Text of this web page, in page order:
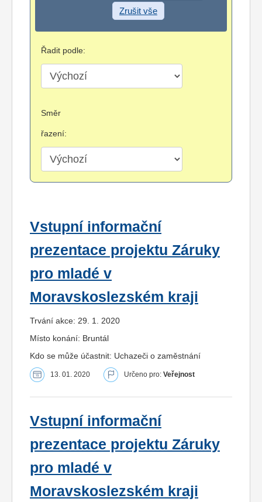
Zrušit vše
Řadit podle:
Směr
řazení:
Vstupní informační
prezentace projektu Záruky
pro mladé v
Moravskoslezském kraji
Trvání akce: 29. 1. 2020
Místo konání: Bruntál
Kdo se může účastnit: Uchazeči o zaměstnání
13. 01. 2020 Určeno pro: Veřejnost
Vstupní informační
prezentace projektu Záruky
pro mladé v
Moravskoslezském kraji